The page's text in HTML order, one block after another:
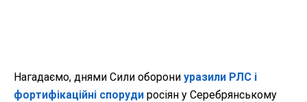
Нагадаємо, днями Сили оборони уразили РЛС і
фортифікаційні споруди росіян у Серебрянському